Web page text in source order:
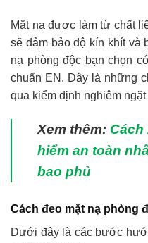
Mặt nạ được làm từ chất
sẽ đảm bảo độ kín khít và
nạ phòng độc bạn chọn
chuẩn EN. Đây là những
qua kiểm định nghiêm
Xem thêm: Cách
hiểm an toàn
bao phủ
Cách đeo mặt nạ phòng
Dưới đây là các bước